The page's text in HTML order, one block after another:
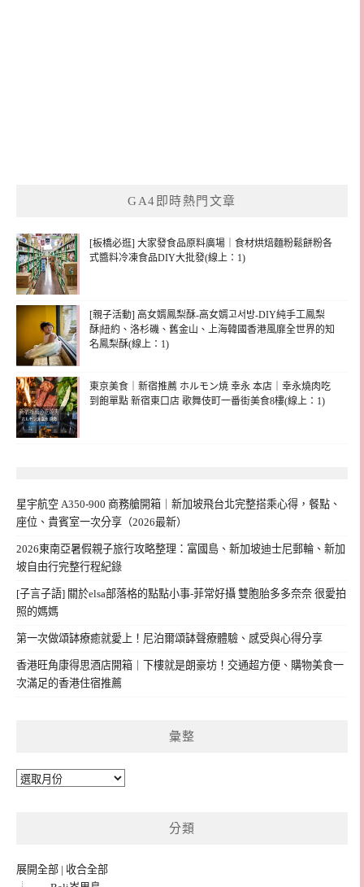
GA4即時熱門文章
[板橋必逛] 大家發食品原料廣場｜食材烘焙麵粉鬆餅粉各
式醬料冷凍食品DIY大批發(線上：1)
[親子活動] 高女婿鳳梨酥-高女婿고서방-DIY純手工鳳梨
酥|紐約、洛杉磯、舊金山、上海韓國香港風靡全世界的知
名鳳梨酥(線上：1)
東京美食｜新宿推薦 ホルモン焼 幸永 本店｜幸永燒肉吃
到飽單點 新宿東口店 歌舞伎町一番街美食8樓(線上：1)
星宇航空 A350-900 商務艙開箱｜新加坡飛台北完整搭乘心得，餐點、
座位、貴賓室一次分享（2026最新）
2026東南亞暑假親子旅行攻略整理：富國島、新加坡迪士尼郵輪、新加
坡自由行完整行程紀錄
[子言子語] 關於elsa部落格的點點小事-菲常好攝 雙胞胎多多奈奈 很愛拍
照的媽媽
第一次做頌缽療癒就愛上！尼泊爾頌缽聲療體驗、感受與心得分享
香港旺角康得思酒店開箱｜下樓就是朗豪坊！交通超方便、購物美食一
次滿足的香港住宿推薦
彙整
彙
分類
展開全部 | 收合全部